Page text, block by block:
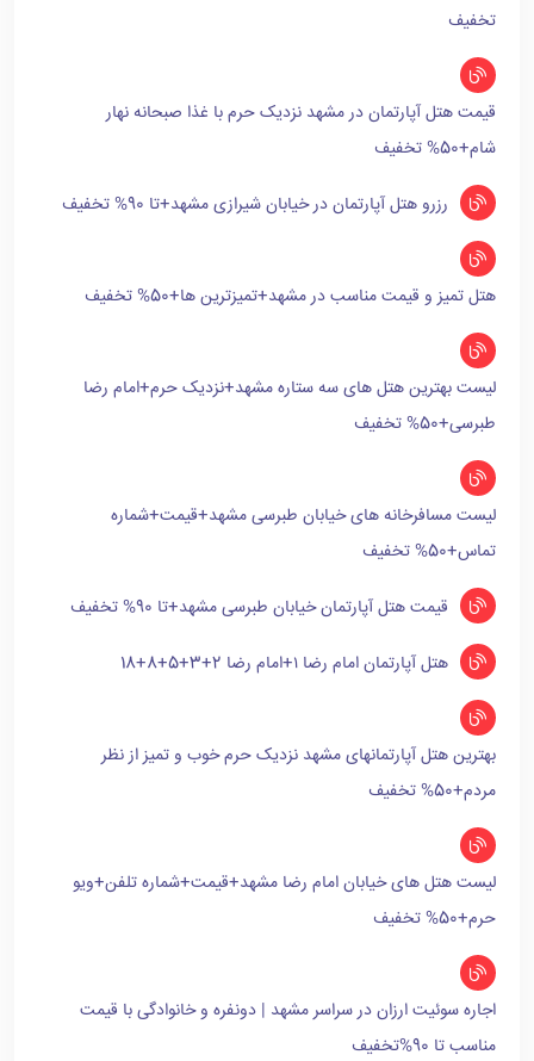
تخفیف
قیمت هتل آپارتمان در مشهد نزدیک حرم با غذا صبحانه نهار
شام+50% تخفیف
رزرو هتل آپارتمان در خیابان شیرازی مشهد+تا 90% تخفیف
هتل تمیز و قیمت مناسب در مشهد+تمیزترین ها+50% تخفیف
لیست بهترین هتل های سه ستاره مشهد+نزدیک حرم+امام رضا
طبرسی+50% تخفیف
لیست مسافرخانه های خیابان طبرسی مشهد+قیمت+شماره
تماس+50% تخفیف
قیمت هتل آپارتمان خیابان طبرسی مشهد+تا 90% تخفیف
هتل آپارتمان امام رضا ۱+امام رضا 2+3+5+8+18
بهترین هتل آپارتمانهای مشهد نزدیک حرم خوب و تمیز از نظر
مردم+50% تخفیف
لیست هتل های خیابان امام رضا مشهد+قیمت+شماره تلفن+ویو
حرم+50% تخفیف
اجاره سوئیت ارزان در سراسر مشهد | دونفره و خانوادگی با قیمت
مناسب تا 90%تخفیف